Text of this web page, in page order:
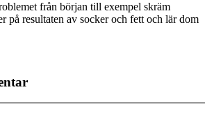
från början till exempel skräm
på resultaten av socker och fett och lär dom